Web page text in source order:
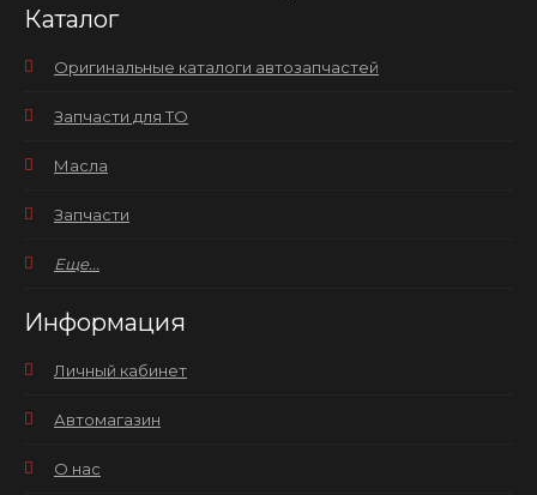
Каталог
Оригинальные каталоги автозапчастей
Запчасти для ТО
Масла
Запчасти
Еще...
Информация
Личный кабинет
Автомагазин
О нас